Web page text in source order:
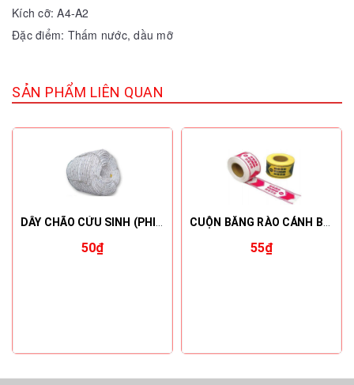
Kích cỡ: A4-A2
Đặc điểm: Thấm nước, dầu mỡ
SẢN PHẨM LIÊN QUAN
DÂY CHÃO CỨU SINH (PHI TỪ 8-40MM)
50₫
CUỘN BĂNG RÀO CẢNH BÁO
55₫